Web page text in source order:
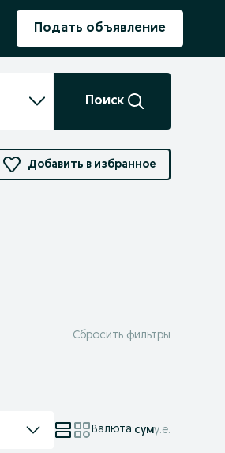
Подать объявление
Поиск
Добавить в избранное
Сбросить фильтры
Валюта:суму.е.